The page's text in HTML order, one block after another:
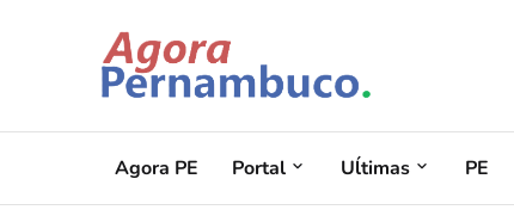
Agora PE Portal Uĺtimas PE